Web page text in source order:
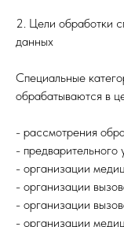
2. Цели обработки
данных
Специальные
обрабатываются в
- рассмотрения
- предварительного
- организации
- организации
- организации
- организации